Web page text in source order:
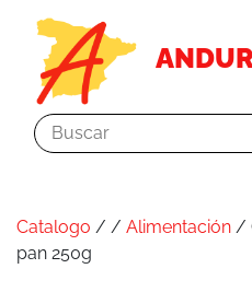
Catalogo / / Alimentación /
pan 250g